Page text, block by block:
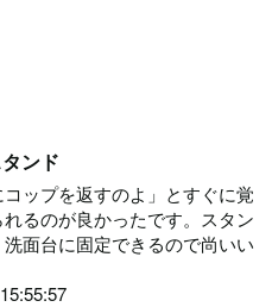
ンド
ップを返すのよ」とすぐに覚
るのが良かったです。スタン
面台に固定できるので尚いい
13 15:55:57